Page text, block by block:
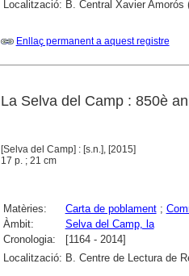
Localització: B. Central Xavier
Enllaç permanent a aquest registre
La Selva del Camp : 850è
[Selva del Camp] : [s.n.], [2015]
17 p. ; 21 cm
Matèries: Carta de poblament;
Àmbit:
Selva del Camp, la
Cronologia:
[1164 - 2014]
Localització: B. Centre de Lectura de